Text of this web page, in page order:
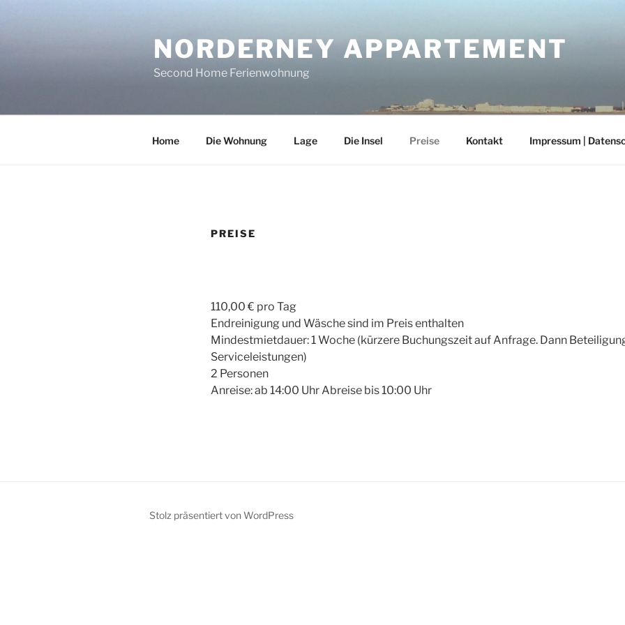
NORDERNEY APPARTEMENT
Second Home Ferienwohnung
Home Die Wohnung Lage Die Insel Preise Kontakt Impressum |
PREISE
110,00 € pro Tag
Endreinigung und Wäsche sind im Preis enthalten
Mindestmietdauer: 1 Woche (kürzere Buchungszeit auf Anfrage. Dann
Serviceleistungen)
2 Personen
Anreise: ab 14:00 Uhr Abreise bis 10:00 Uhr
Stolz präsentiert von WordPress